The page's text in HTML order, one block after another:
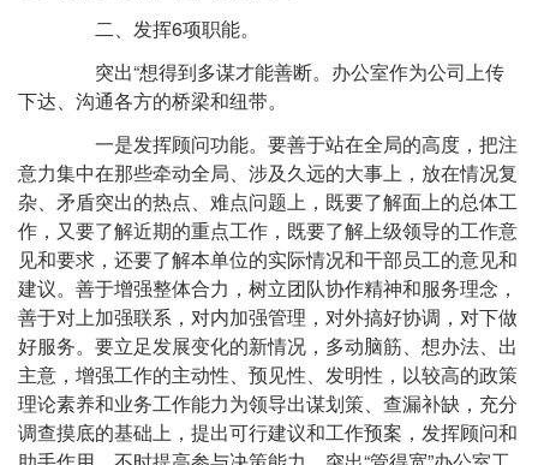
二、发挥6项职能。
突出“想得到多谋才能善断。办公室作为公司上传
下达、沟通各方的桥梁和纽带。
一是发挥顾问功能。要善于站在全局的高度，把注
意力集中在那些牵动全局、涉及久远的大事上，放在情况复
杂、矛盾突出的热点、难点问题上，既要了解面上的总体工
作，又要了解近期的重点工作，既要了解上级领导的工作意
见和要求，还要了解本单位的实际情况和干部员工的意见和
建议。善于增强整体合力，树立团队协作精神和服务理念，
善于对上加强联系，对内加强管理，对外搞好协调，对下做
好服务。要立足发展变化的新情况，多动脑筋、想办法、出
主意，增强工作的主动性、预见性、发明性，以较高的政策
理论素养和业务工作能力为领导出谋划策、查漏补缺，充分
调查摸底的基础上，提出可行建议和工作预案，发挥顾问和